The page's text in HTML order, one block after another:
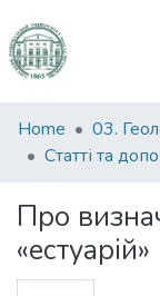
Communities
&
All of DSpace
Statistics
Home
Статті та
Про